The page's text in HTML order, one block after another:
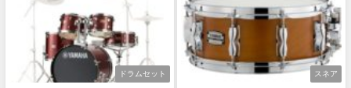
ドラムセット スネア